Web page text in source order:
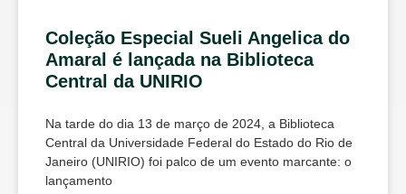
Coleção Especial Sueli Angelica do
Amaral é lançada na Biblioteca
Central da UNIRIO
Na tarde do dia 13 de março de 2024, a Biblioteca
Central da Universidade Federal do Estado do Rio de
Janeiro (UNIRIO) foi palco de um evento marcante: o
lançamento